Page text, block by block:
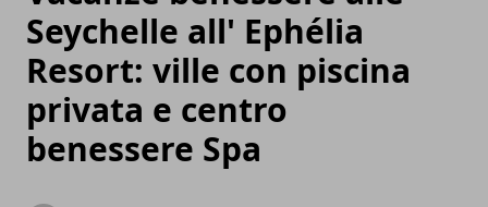
Seychelle all' Ephélia
Resort: ville con piscina
privata e centro
benessere Spa